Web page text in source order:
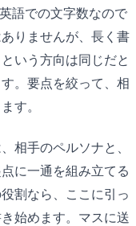
語での文字数なので
りませんが、長く書
いう方向は同じだと
。要点を絞って、相
す。
相手のペルソナと、
に一通を組み立てる
割なら、ここに引っ
始めます。マスに送